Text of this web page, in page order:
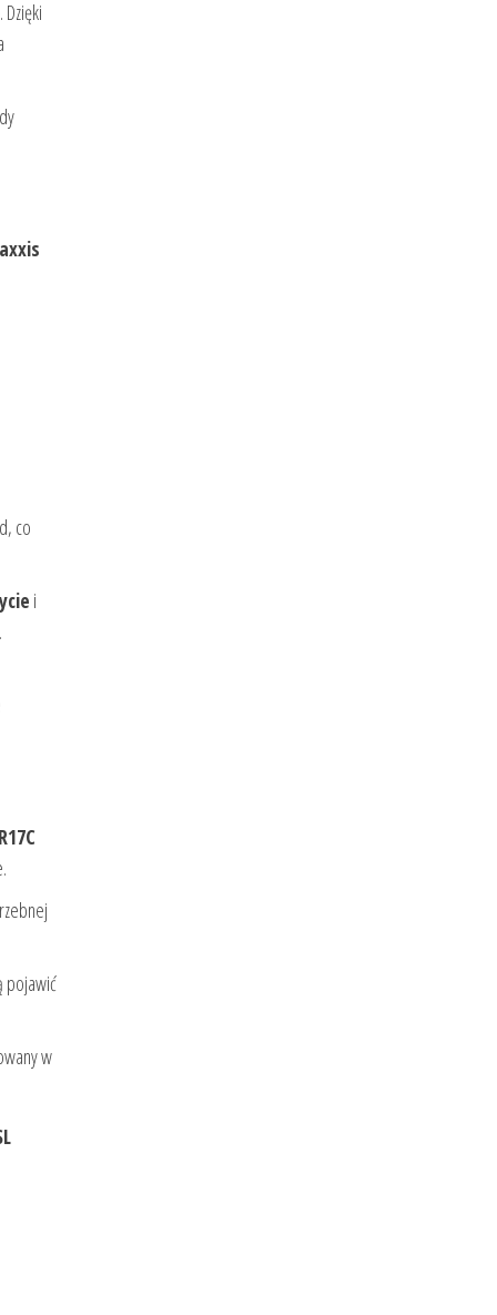
co
i
pojawić
w